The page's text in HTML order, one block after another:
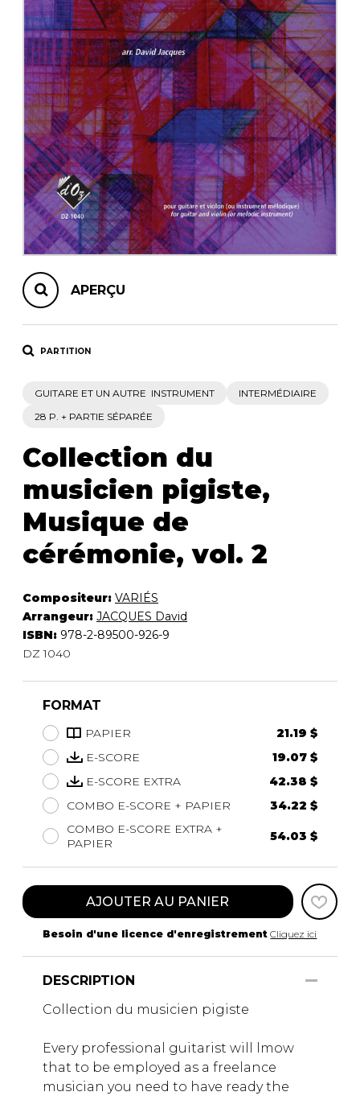
AUTRES PRODUITS
APERÇU
PARTITION
GUITARE ET UN AUTRE INSTRUMENT
INTERMÉDIAIRE
28 P. + PARTIE SÉPARÉE
Collection du
musicien pigiste,
Musique de
cérémonie, vol. 2
Compositeur: VARIÉS
Arrangeur: JACQUES David
ISBN: 978-2-89500-926-9
DZ 1040
FORMAT
PAPIER
21.19 $
E-SCORE
19.07 $
E-SCORE EXTRA
42.38 $
COMBO E-SCORE + PAPIER
34.22 $
COMBO E-SCORE EXTRA +
PAPIER
54.03 $
AJOUTER AU PANIER
Besoin d'une licence d'enregistrement Cliquez ici
DESCRIPTION
Collection du musicien pigiste
Every professional guitarist will lmow
that to be employed as a freelance
musician you need to have ready the